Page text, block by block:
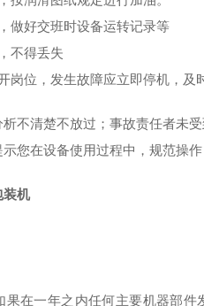
做好交班时设备运转记录等
不得丢失
岗位，发生故障应立即停机，及
不清楚不放过；事故责任者未
您在设备使用过程中，规范操作
装机
果在一年之内任何主要机器部